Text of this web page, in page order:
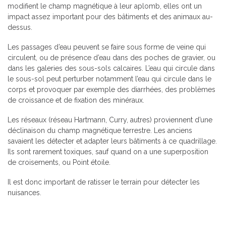
modifient le champ magnétique à leur aplomb, elles ont un
impact assez important pour des bâtiments et des animaux au-
dessus.
Les passages d’eau peuvent se faire sous forme de veine qui
circulent, ou de présence d’eau dans des poches de gravier, ou
dans les galeries des sous-sols calcaires. L’eau qui circule dans
le sous-sol peut perturber notamment l’eau qui circule dans le
corps et provoquer par exemple des diarrhées, des problèmes
de croissance et de fixation des minéraux.
Les réseaux (réseau Hartmann, Curry, autres) proviennent d’une
déclinaison du champ magnétique terrestre. Les anciens
savaient les détecter et adapter leurs bâtiments à ce quadrillage.
Ils sont rarement toxiques, sauf quand on a une superposition
de croisements, ou Point étoile.
Il est donc important de ratisser le terrain pour détecter les
nuisances.